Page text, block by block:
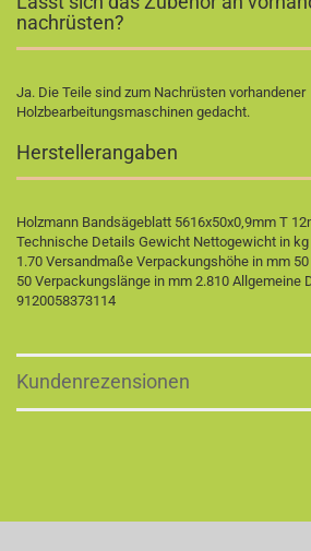
nachrüsten?
Ja. Die Teile sind zum Nachrüsten vorhandener
Holzbearbeitungsmaschinen gedacht.
Herstellerangaben
Holzmann Bandsägeblatt 5616x50x0,9mm T
Technische Details Gewicht Nettogewicht in
1.70 Versandmaße Verpackungshöhe in mm
50 Verpackungslänge in mm 2.810 Allgemeine
9120058373114
Kundenrezensionen